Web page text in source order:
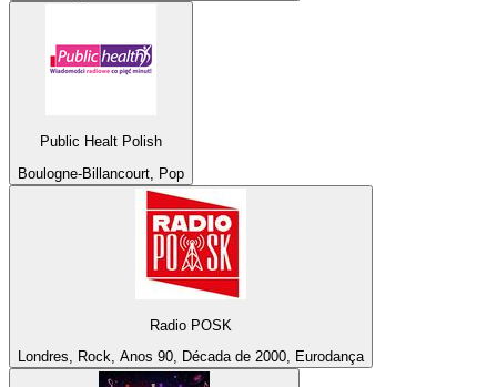
Public Healt Polish
Boulogne-Billancourt, Pop
Radio POSK
Londres, Rock, Anos 90, Década de 2000, Eurodança